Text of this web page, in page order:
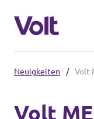
Neuigkeiten /
Volt